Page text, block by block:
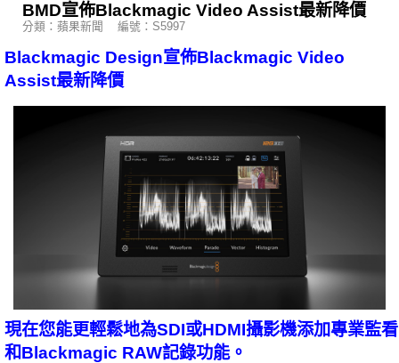
BMD宣佈Blackmagic Video Assist最新降價
分類：蘋果新聞 編號：S5997
Blackmagic Design宣佈Blackmagic Video
Assist最新降價
現在您能更輕鬆地為SDI或HDMI攝影機添加專業監看
和Blackmagic RAW記錄功能。